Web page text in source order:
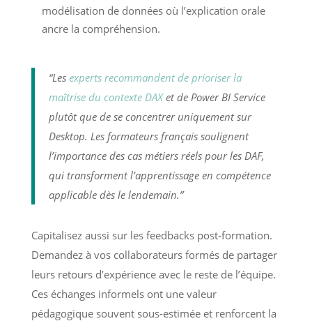
modélisation de données où l’explication orale
ancre la compréhension.
“Les experts recommandent de prioriser la
maîtrise du contexte DAXet de Power BI Service
plutôt que de se concentrer uniquement sur
Desktop. Les formateurs français soulignent
l’importance des cas métiers réels pour les DAF,
qui transforment l’apprentissage en compétence
applicable dès le lendemain.”
Capitalisez aussi sur les feedbacks post-formation.
Demandez à vos collaborateurs formés de partager
leurs retours d’expérience avec le reste de l’équipe.
Ces échanges informels ont une valeur
pédagogique souvent sous-estimée et renforcent la